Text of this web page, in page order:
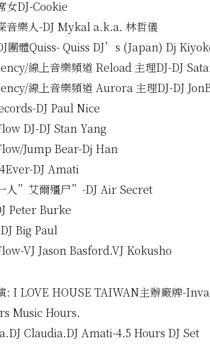
女DJ-Cookie
音樂人-DJ Mykal a.k.a. 林哲儀
團體Quiss- Quiss DJ’s (Japan) Dj
線上音樂頻道 Reload 主理DJ-DJ
線上音樂頻道 Aurora 主理DJ-DJ
DJ Paul Nice
DJ-DJ Stan Yang
Jump Bear-Dj Han
DJ Amati
人”艾爾殭尸”-DJ Air Secret
Peter Burke
Big Paul
VJ Jason Basford.VJ Kokusho
: I LOVE HOUSE TAIWAN主辦廠牌-
Music Hours.
Claudia.DJ Amati-4.5 Hours DJ Set